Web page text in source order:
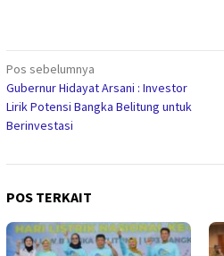
Navigasi
pos
Pos sebelumnya
Gubernur Hidayat Arsani : Investor
Lirik Potensi Bangka Belitung untuk
Berinvestasi
POS TERKAIT